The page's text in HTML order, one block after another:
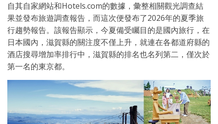
自其自家網站和Hotels.com的數據，彙整相關觀光調查結
果並發布旅遊調查報告，而這次便發布了2026年的夏季旅
行趨勢報告。該報告顯示，今夏備受矚目的是國內旅行，在
日本國內，滋賀縣的關注度不僅上升，就連在各都道府縣的
酒店搜尋增加率排行中，滋賀縣的排名也名列第二，僅次於
第一名的東京都。